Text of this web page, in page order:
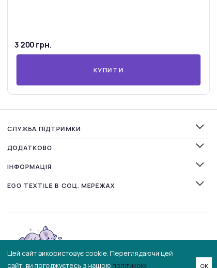
3 200 грн.
КУПИТИ
СЛУЖБА ПІДТРИМКИ
ДОДАТКОВО
ІНФОРМАЦІЯ
EGO TEXTILE В СОЦ. МЕРЕЖАХ
Цей сайт використовує cookie. Переглядаючи цей
сайт, ви погоджуєтесь з нашою політикою ок